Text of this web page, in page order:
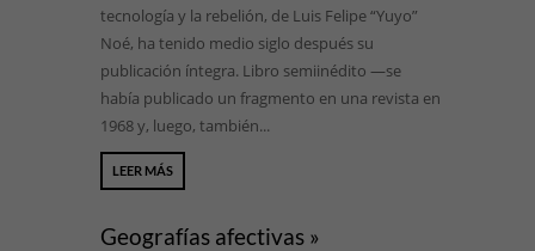
tecnología y la rebelión, de Luis Felipe “Yuyo”
Noé, ha tenido medio siglo después su
publicación íntegra. Libro semiinédito —se
había publicado un fragmento en una revista en
1968 y, luego, también...
LEER MÁS
Geografías afectivas »